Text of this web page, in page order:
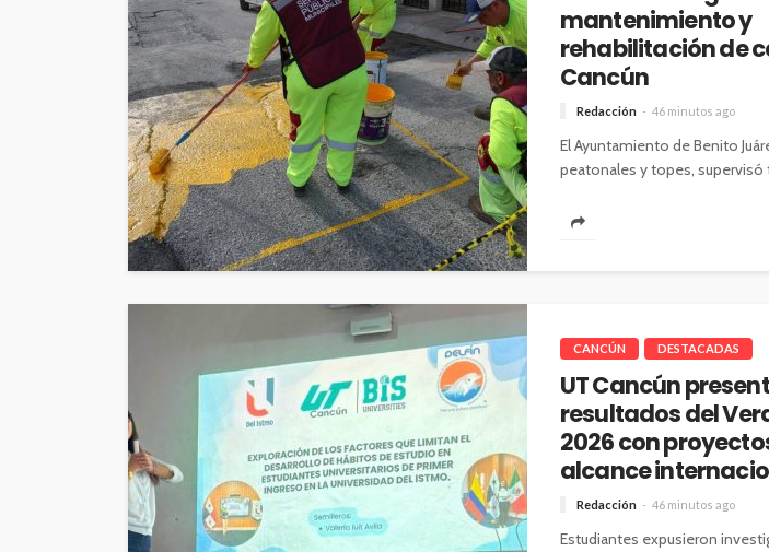
mantenimiento y
rehabilitación de
Cancún
Redacción 46 minutos ago
El Ayuntamiento de Benito
peatonales y topes, supervisó
para...
CANCÚN DESTACADAS
UT Cancún
resultados del
2026 con
alcance
Redacción 46 minutos ago
Estudiantes expusieron